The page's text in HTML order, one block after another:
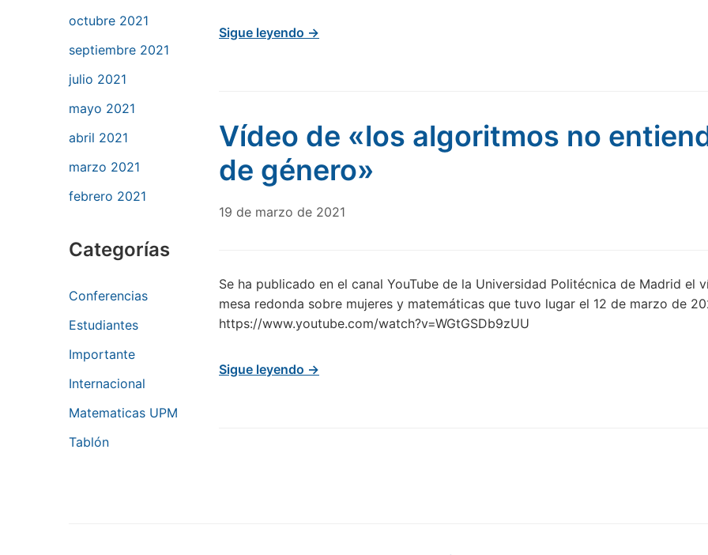
octubre 2021
septiembre 2021
julio 2021
mayo 2021
abril 2021
marzo 2021
febrero 2021
Categorías
Conferencias
Estudiantes
Importante
Internacional
Matematicas UPM
Tablón
Sigue leyendo →
Vídeo de «los algoritmos no
de género»
19 de marzo de 2021
Se ha publicado en el canal YouTube de la Universidad Politécnica de Madrid el
mesa redonda sobre mujeres y matemáticas que tuvo lugar el 12 de marzo de
https://www.youtube.com/watch?v=WGtGSDb9zUU
Sigue leyendo →